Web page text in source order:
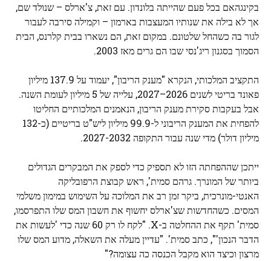
בקינגהאם בכל פעם שהייתה בלונדון. עם זאת, צ'ארלס – שנולד שם,
אך לא בילה את שנותיו המעצבות בארמון – וקמילה סירבה לעבור
לגור בה כשהחל שלטונם. במקום זאת, הם נשארו בבית קלרנס, הבית
הסמוך בסגנון ריג'נסי שבו הם גרים מאז 2003.
התקציב המלכותי, הנקרא "מענק הריבון", יעמוד על 137.9 מיליון
פאונד בריטי לשנים 2026–2027, עלייה של 5 מיליון לעומת השנה.
אבל בעקבות סקירת מענק הריבון, הנאמנים המלכותיים החליטו
להפחית את המענק הריבוני ל-99.9 מיליון ליש"ט בריטיים (כ-132
מיליון דולר) מדי שנה עבור התקופה 2027-2032.
ייתכן שההפחתה הזו לא תספיק כדי לספק את המבקרים הגדולים
ביותר של המונרך. גרהם סמית', ראש קבוצת הרפובליקה
האנטי-מונרכית, ביקר זמן רב את המלוכה על השימוש במימון משלמי
המסים. כשהחדשות שצ'ארלס יחשוף את חשבון המס שלו התפרסמו,
סמית' תקף את ההחלטה ב-X. "לקח לו רק 60 שנה כדי 'לעשות את
הדבר הנכון'", כתב סמית'. "עדיין מעלה את השאלה, מדוע המס שלו
מרצון וכיצד הוא מקבל הכנסה כה עצומה?"